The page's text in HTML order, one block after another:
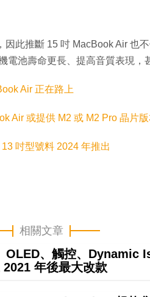
此推斷 15 吋 MacBook Air 也
池壽命更長、提高音質表現，
Air 正在路上
Air 或提供 M2 或 M2 Pro 晶片
吋型號料 2024 年推出
相關文章
、觸控、Dynamic
2021 年後最大改款